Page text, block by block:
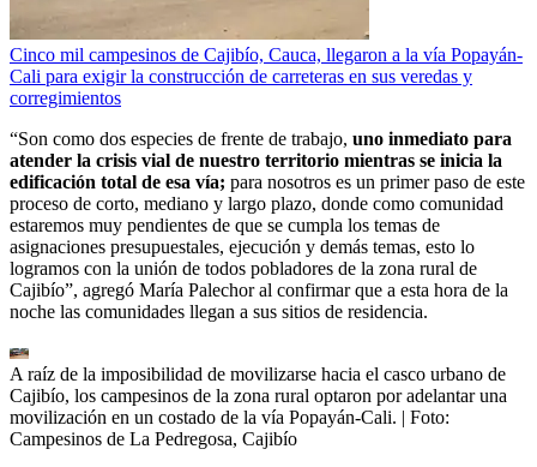
Cinco mil campesinos de Cajibío, Cauca, llegaron a la vía Popayán-
Cali para exigir la construcción de carreteras en sus veredas y
corregimientos
“Son como dos especies de frente de trabajo, uno inmediato para
atender la crisis vial de nuestro territorio mientras se inicia la
edificación total de esa vía; para nosotros es un primer paso de este
proceso de corto, mediano y largo plazo, donde como comunidad
estaremos muy pendientes de que se cumpla los temas de
asignaciones presupuestales, ejecución y demás temas, esto lo
logramos con la unión de todos pobladores de la zona rural de
Cajibío”, agregó María Palechor al confirmar que a esta hora de la
noche las comunidades llegan a sus sitios de residencia.
A raíz de la imposibilidad de movilizarse hacia el casco urbano de
Cajibío, los campesinos de la zona rural optaron por adelantar una
movilización en un costado de la vía Popayán-Cali. | Foto:
Campesinos de La Pedregosa, Cajibío